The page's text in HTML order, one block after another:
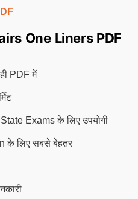
One Liners PDF
PDF में
Exams के लिए उपयोगी
के लिए सबसे बेहतर